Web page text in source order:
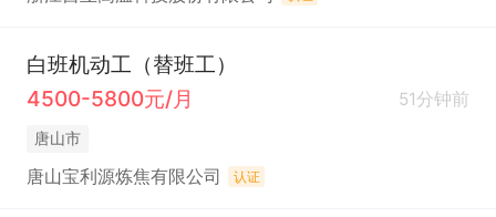
白班机动工（替班工）
4500-5800元/月
51分钟前
唐山市
唐山宝利源炼焦有限公司 认证